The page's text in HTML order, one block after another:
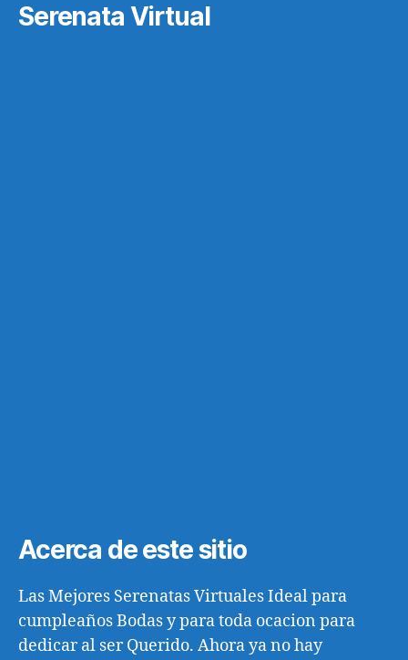
Serenata Virtual
Acerca de este sitio
Las Mejores Serenatas Virtuales Ideal para
cumpleaños Bodas y para toda ocacion para
dedicar al ser Querido. Ahora ya no hay